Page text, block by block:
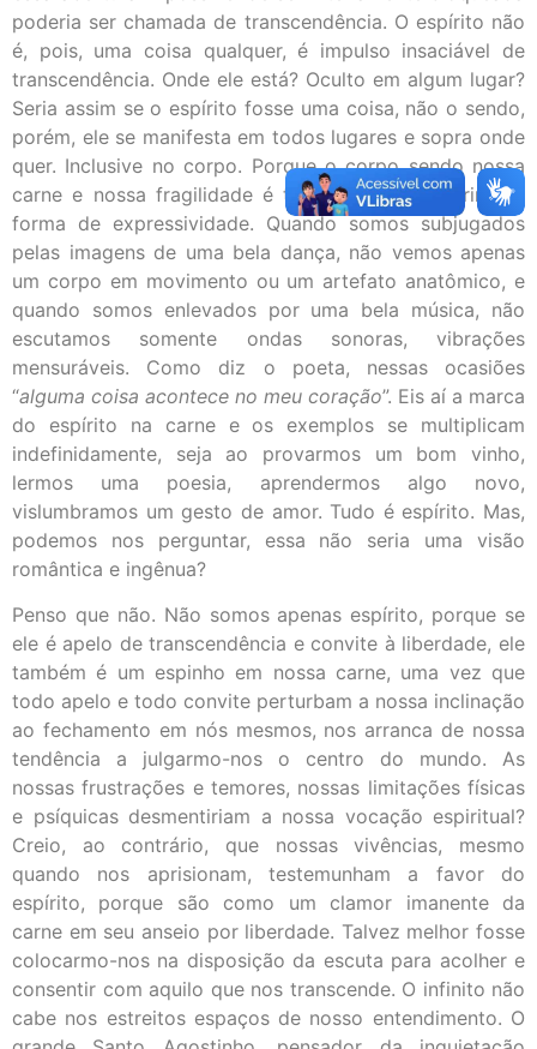
poderia ser chamada de transcendência. O espírito não
é, pois, uma coisa qualquer, é impulso insaciável de
transcendência. Onde ele está? Oculto em algum lugar?
Seria assim se o espírito fosse uma coisa, não o sendo,
porém, ele se manifesta em todos lugares e sopra onde
quer. Inclusive no corpo. Porque o corpo sendo nossa
carne e nossa fragilidade é também a nossa primeira
forma de expressividade. Quando somos subjugados
pelas imagens de uma bela dança, não vemos apenas
um corpo em movimento ou um artefato anatômico, e
quando somos enlevados por uma bela música, não
escutamos somente ondas sonoras, vibrações
mensuráveis. Como diz o poeta, nessas ocasiões
“alguma coisa acontece no meu coração”. Eis aí a marca
do espírito na carne e os exemplos se multiplicam
indefinidamente, seja ao provarmos um bom vinho,
lermos uma poesia, aprendermos algo novo,
vislumbramos um gesto de amor. Tudo é espírito. Mas,
podemos nos perguntar, essa não seria uma visão
romântica e ingênua?
Penso que não. Não somos apenas espírito, porque se
ele é apelo de transcendência e convite à liberdade, ele
também é um espinho em nossa carne, uma vez que
todo apelo e todo convite perturbam a nossa inclinação
ao fechamento em nós mesmos, nos arranca de nossa
tendência a julgarmo-nos o centro do mundo. As
nossas frustrações e temores, nossas limitações físicas
e psíquicas desmentiriam a nossa vocação espiritual?
Creio, ao contrário, que nossas vivências, mesmo
quando nos aprisionam, testemunham a favor do
espírito, porque são como um clamor imanente da
carne em seu anseio por liberdade. Talvez melhor fosse
colocarmo-nos na disposição da escuta para acolher e
consentir com aquilo que nos transcende. O infinito não
cabe nos estreitos espaços de nosso entendimento. O